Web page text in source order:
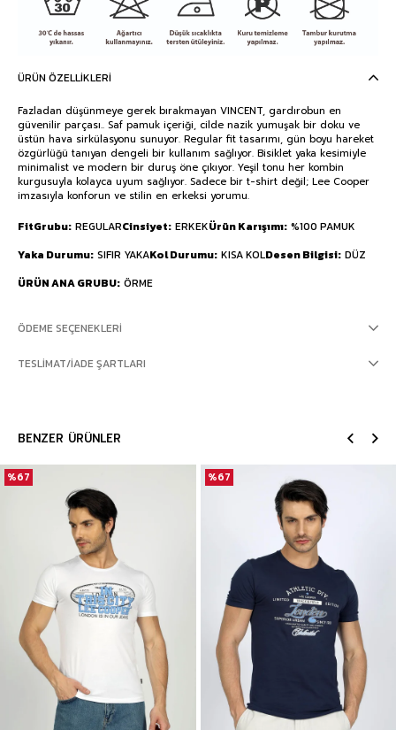
ÜRÜN ÖZELLIKLERI
Fazladan düşünmeye gerek bırakmayan VINCENT, gardırobun en
güvenilir parçası.. Saf pamuk içeriği, cilde nazik yumuşak bir doku ve
üstün hava sirkülasyonu sunuyor. Regular fit tasarımı, gün boyu hareket
özgürlüğü tanıyan dengeli bir kullanım sağlıyor. Bisiklet yaka kesimiyle
minimalist ve modern bir duruş öne çıkıyor. Yeşil tonu her kombin
kurgusuyla kolayca uyum sağlıyor. Sadece bir t-shirt değil; Lee Cooper
imzasıyla konforun ve stilin en erkeksi yorumu.
FitGrubu REGULARCinsiyet ERKEKÜrün Karışımı %100 PAMUK
Yaka Durumu SIFIR YAKAKol Durumu KISA KOLDesen Bilgisi DÜZ
ÜRÜN ANA GRUBU ÖRME
ÖDEME SEÇENEKLERI
TESLIMAT/İADE ŞARTLARI
BENZER ÜRÜNLER
%67 %67